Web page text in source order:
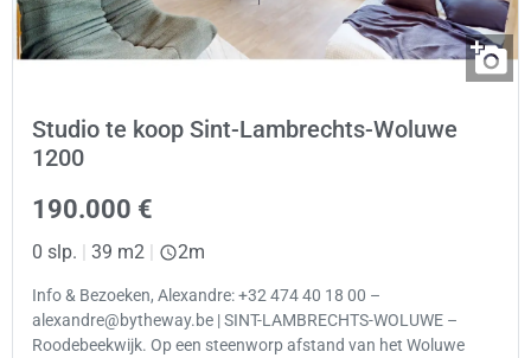
Studio te koop Sint-Lambrechts-Woluwe
1200
190.000 €
0 slp. | 39 m2 | 2m
Info & Bezoeken, Alexandre: +32 474 40 18 00 –
alexandre@bytheway.be | SINT-LAMBRECHTS-WOLUWE –
Roodebeekwijk. Op een steenworp afstand van het Woluwe